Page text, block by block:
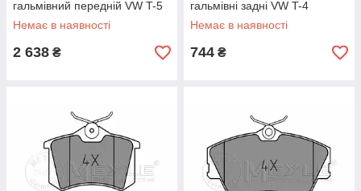
гальмівний передній VW T-5
Немає в наявності
2 638 ₴
гальмівні задні VW T-4
Немає в наявності
744 ₴